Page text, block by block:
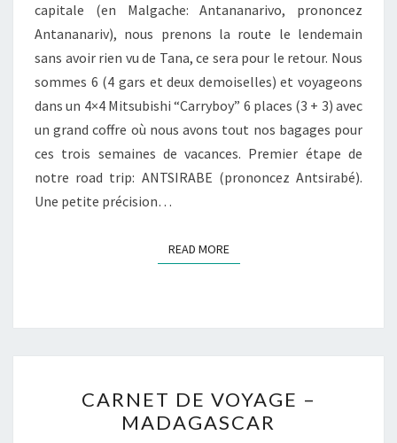
capitale (en Malgache: Antananarivo, prononcez
Antananariv), nous prenons la route le lendemain
sans avoir rien vu de Tana, ce sera pour le retour. Nous
sommes 6 (4 gars et deux demoiselles) et voyageons
dans un 4×4 Mitsubishi “Carryboy” 6 places (3 + 3) avec
un grand coffre où nous avons tout nos bagages pour
ces trois semaines de vacances. Premier étape de
notre road trip: ANTSIRABE (prononcez Antsirabé).
Une petite précision…
READ MOREREAD MORE
DE
VOYAGE
CARNET DE VOYAGE –
MADAGASCAR